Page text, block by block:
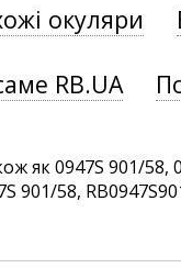
окуляри
RB.UA
як 0947S 901/58,
901/58,